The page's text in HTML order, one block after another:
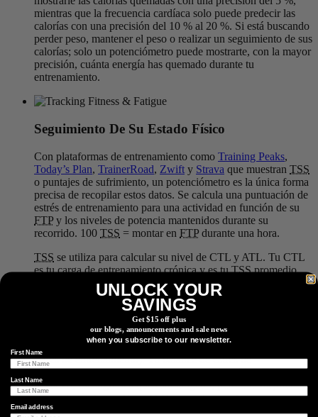
mientras que la frecuencia cardíaca solo puede predecir las
calorías con una precisión del 10 % al 20 %. Si está buscando
perder peso, mantener el peso o realizar un seguimiento de sus
calorías; solo un potenciómetro puede mostrarte, con la mayor
precisión, cuánta energía has quemado durante tu
entrenamiento.
Seguimiento De Su Estado Físico
Con plataformas de entrenamiento como Training Peaks,
Today’s Plan, TrainerRoad, Zwift y Strava que muestran TSS
o puntajes de sufrimiento, un potenciómetro es la única forma
precisa de recopilar estos datos. Se calcula una puntuación de
estrés de entrenamiento para una actividad en función de su
FTP y los niveles de potencia mantenidos durante su
recorrido. 100 TSS = montar en FTP durante una hora.
TSS se utiliza para calcular su nivel de CTL y ATL. Tu CTL
es tu carga de entrenamiento crónica y es tuTSSpromedio
durante los últimos 45 días. Su CTL también se conoce como
su estado físico. Tu ATL es tu carga de entrenamiento aguda y
promedio durante 7 días. Esto también se conoce
como su nivel de fatiga y se puede usar para evaluar la carga
de entrenamiento durante 1 semana de entrenamiento. Puede
restar su CTL de su ATL para obtener su TSB (equilibrio de
estrés de entrenamiento). Tu balance de estrés de
entrenamiento representa tu frescura o fatiga. Si su TSB es
negativo, eso significa que está fatigado, pero está mejorando
su condición física. Si su TSB es positivo, significa que está
fresco.
UNLOCK YOUR
SAVINGS
Get $15 off plus
our blogs, announcements and sale news
when you subscribe to our newsletter.
First Name
Last Name
Email address